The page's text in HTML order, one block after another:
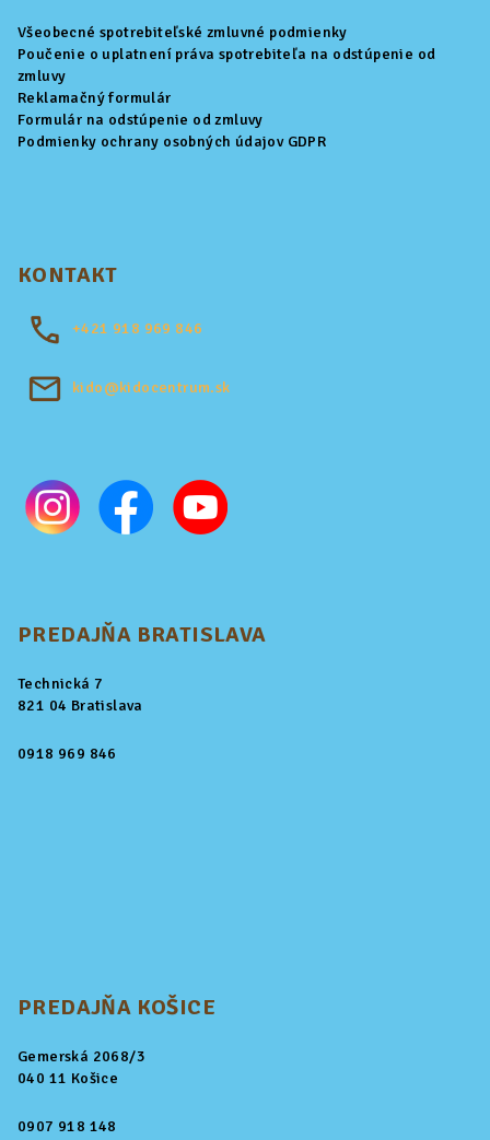
Všeobecné spotrebiteľské zmluvné podmienky
Poučenie o uplatnení práva spotrebiteľa na odstúpenie od
zmluvy
Reklamačný formulár
Formulár na odstúpenie od zmluvy
Podmienky ochrany osobných údajov GDPR
KONTAKT
+421 918 969 846
kido@kidocentrum.sk
PREDAJŇA BRATISLAVA
Technická 7
821 04 Bratislava
0918 969 846
PREDAJŇA KOŠICE
Gemerská 2068/3
040 11 Košice
0907 918 148